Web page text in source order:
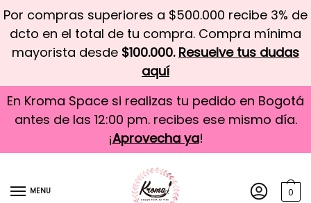
Por compras superiores a $500.000 recibe 3% de
dcto en el total de tu compra. Compra mínima
mayorista desde $100.000. Resuelve tus dudas
aquí
En Kroma Space si realizas tu pedido en Bogotá
antes de las 12:00 pm. recibes ese mismo día.
¡Aprovecha ya!
MENU 0